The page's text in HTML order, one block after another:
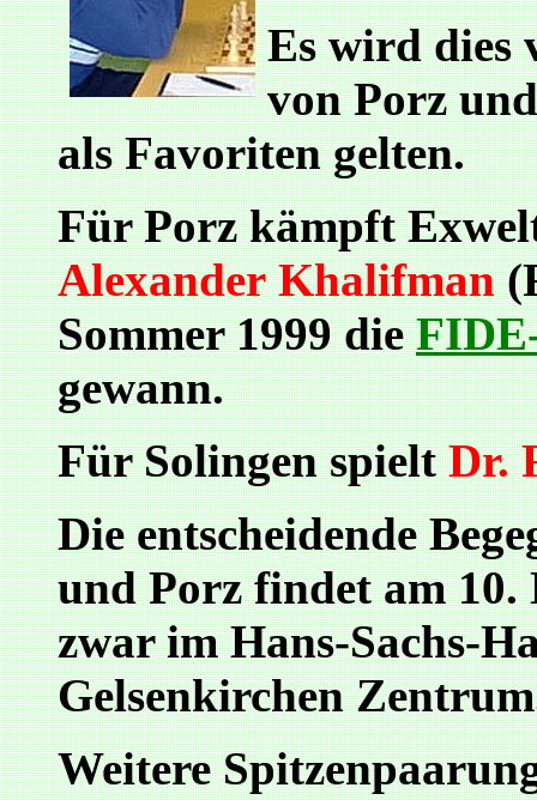
Es wird dies
von Porz
als Favoriten gelten.
Für Porz kämpft
Alexander Khalifman
Sommer 1999 die
gewann.
Für Solingen spieltDr.
Die entscheidende
und Porz findet am 10.
zwar im Hans-Sachs-
Gelsenkirchen
Weitere